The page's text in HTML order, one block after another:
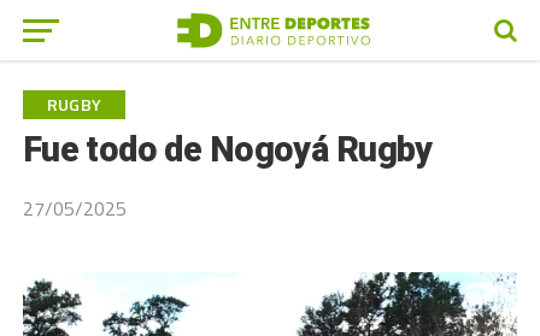
RUGBY
Fue todo de Nogoyá Rugby
27/05/2025